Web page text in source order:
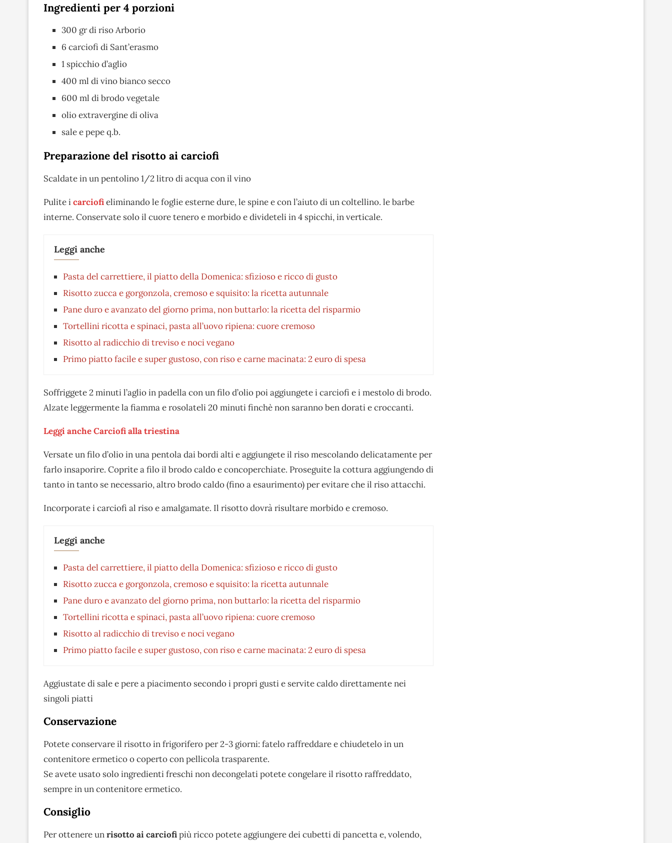
Ingredienti per 4 porzioni
300 gr di riso Arborio
6 carciofi di Sant’erasmo
1 spicchio d’aglio
400 ml di vino bianco secco
600 ml di brodo vegetale
olio extravergine di oliva
sale e pepe q.b.
Preparazione del risotto ai carciofi
Scaldate in un pentolino 1/2 litro di acqua con il vino
Pulite icarciofieliminando le foglie esterne dure, le spine e con l’aiuto di un coltellino. le barbe
interne. Conservate solo il cuore tenero e morbido e divideteli in 4 spicchi, in verticale.
Leggi anche
Pasta del carrettiere, il piatto della Domenica: sfizioso e ricco di gusto
Risotto zucca e gorgonzola, cremoso e squisito: la ricetta autunnale
Pane duro e avanzato del giorno prima, non buttarlo: la ricetta del risparmio
Tortellini ricotta e spinaci, pasta all’uovo ripiena: cuore cremoso
Risotto al radicchio di treviso e noci vegano
Primo piatto facile e super gustoso, con riso e carne macinata: 2 euro di spesa
Soffriggete 2 minuti l’aglio in padella con un filo d’olio poi aggiungete i carciofi e i mestolo di brodo.
Alzate leggermente la fiamma e rosolateli 20 minuti finchè non saranno ben dorati e croccanti.
Leggi anche Carciofi alla triestina
Versate un filo d’olio in una pentola dai bordi alti e aggiungete il riso mescolando delicatamente per
farlo insaporire. Coprite a filo il brodo caldo e concoperchiate. Proseguite la cottura aggiungendo di
tanto in tanto se necessario, altro brodo caldo (fino a esaurimento) per evitare che il riso attacchi.
Incorporate i carciofi al riso e amalgamate. Il risotto dovrà risultare morbido e cremoso.
Leggi anche
Pasta del carrettiere, il piatto della Domenica: sfizioso e ricco di gusto
Risotto zucca e gorgonzola, cremoso e squisito: la ricetta autunnale
Pane duro e avanzato del giorno prima, non buttarlo: la ricetta del risparmio
Tortellini ricotta e spinaci, pasta all’uovo ripiena: cuore cremoso
Risotto al radicchio di treviso e noci vegano
Primo piatto facile e super gustoso, con riso e carne macinata: 2 euro di spesa
Aggiustate di sale e pere a piacimento secondo i propri gusti e servite caldo direttamente nei
singoli piatti
Conservazione
Potete conservare il risotto in frigorifero per 2-3 giorni: fatelo raffreddare e chiudetelo in un
contenitore ermetico o coperto con pellicola trasparente.
Se avete usato solo ingredienti freschi non decongelati potete congelare il risotto raffreddato,
sempre in un contenitore ermetico.
Consiglio
Per ottenere unrisotto ai carciofipiù ricco potete aggiungere dei cubetti di pancetta e, volendo,